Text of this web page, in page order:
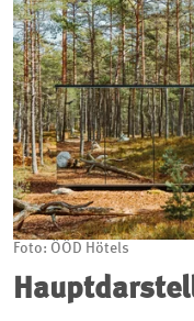
Foto: ÖÖD Hötels